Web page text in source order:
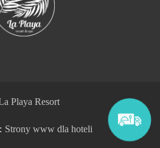
Playa Resort
Strony www dla hoteli